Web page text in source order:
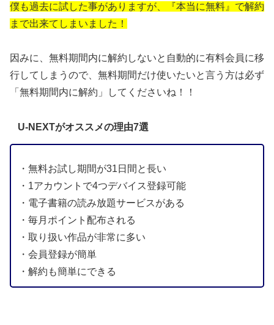
僕も過去に試した事がありますが、『本当に無料』で解約
まで出来てしまいました！
因みに、無料期間内に解約しないと自動的に有料会員に移
行してしまうので、無料期間だけ使いたいと言う方は必ず
「無料期間内に解約」してくださいね！！
U-NEXTがオススメの理由7選
・無料お試し期間が31日間と長い
・1アカウントで4つデバイス登録可能
・電子書籍の読み放題サービスがある
・毎月ポイント配布される
・取り扱い作品が非常に多い
・会員登録が簡単
・解約も簡単にできる